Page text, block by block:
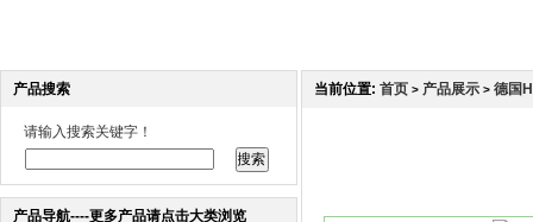
产品搜索
请输入搜索关键字！
产品导航----更多产品请点击大类浏览
当前位置: 首页 > 产品展示 > 德国